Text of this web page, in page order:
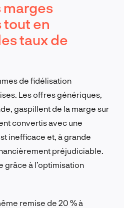
marges
en
taux de
de fidélisation
Les offres génériques,
gaspillent de la marge sur
convertis avec une
inefficace et, à grande
préjudiciable.
grâce à l’optimisation
remise de 20 % à